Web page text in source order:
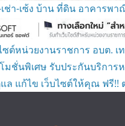
ช่า-เซ้ง บ้าน ที่ดิน อาคารพา
ซต์หน่วยงานราชการ อบต. เ
มชั่นพิเศษ รับประกันบริการ
แล แก้ไข เว็บไซต์ให้คุณ ฟรี